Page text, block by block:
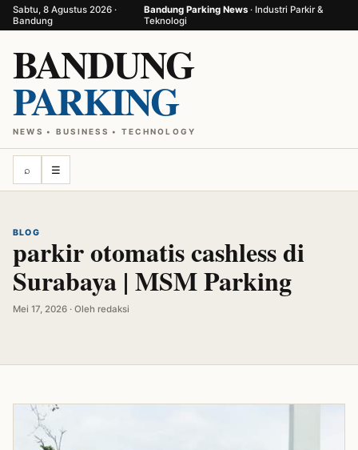
Sabtu, 8 Agustus 2026 ·
Bandung
Bandung Parking News· Industri Parkir &
Teknologi
BANDUNG
PARKING
NEWS • BUSINESS • TECHNOLOGY
⌕ ☰
BLOG
parkir otomatis cashless di
Surabaya | MSM Parking
Mei 17, 2026 · Oleh redaksi